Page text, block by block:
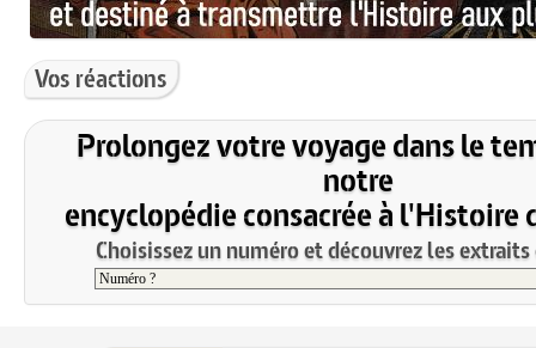
Vos réactions
Prolongez votre voyage dans le
notre
encyclopédie consacrée à l'Histoire
Choisissez un numéro et découvrez les